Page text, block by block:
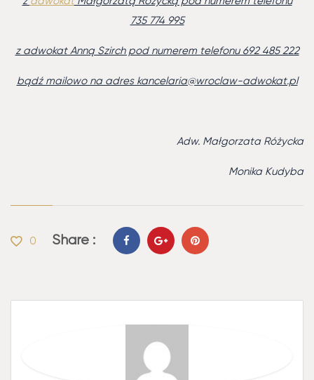
735 774 995
z adwokat Anną Szirch pod numerem telefonu 692 485 222
bądź mailowo na adres kancelaria@wroclaw-adwokat.pl
Adw. Małgorzata Różycka
Monika Kudyba
0 Share :